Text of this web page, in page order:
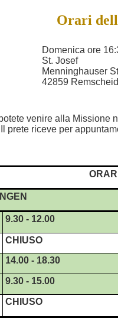
Orari
Domenica ore
St. Josef
Menninghauser
42859 Remscheid
venire alla Missione
Il prete riceve per
9.30 - 12.00
CHIUSO
14.00 - 18.30
9.30 - 15.00
CHIUSO